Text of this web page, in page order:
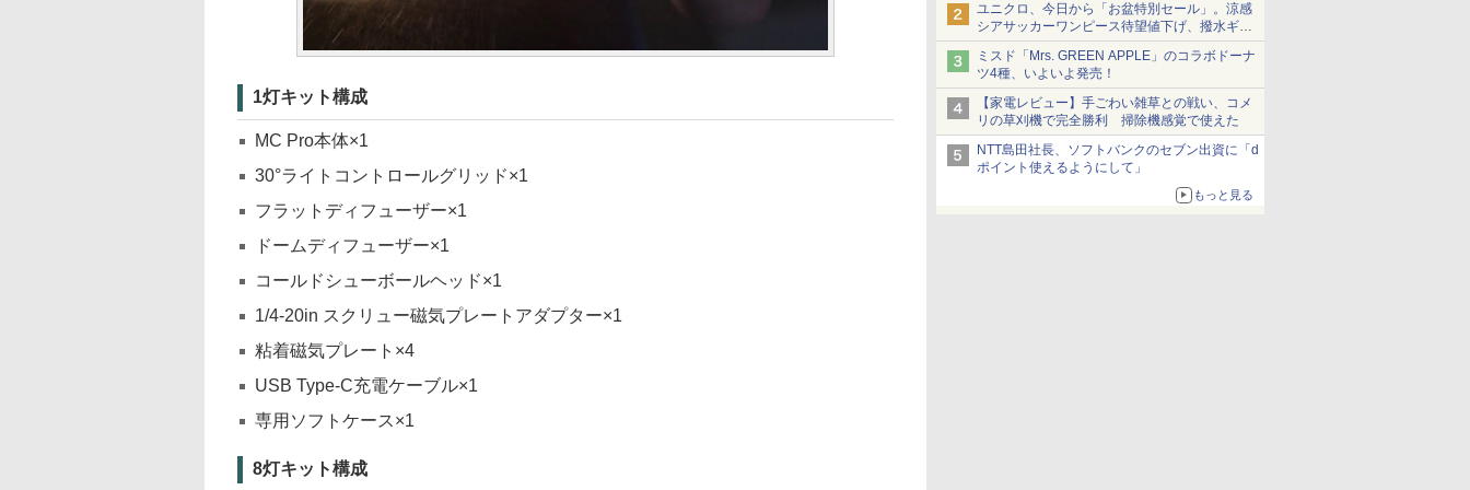
ユニクロ、今日から「お盆特別セール」。涼感
シアサッカーワンピース待望値下げ、撥水ギア
ショーツは1990円に
ミスド「Mrs. GREEN APPLE」のコラボドーナ
ツ4種、いよいよ発売！
【家電レビュー】手ごわい雑草との戦い、コメ
リの草刈機で完全勝利 掃除機感覚で使えた
NTT島田社長、ソフトバンクのセブン出資に「d
ポイント使えるようにして」
もっと見る
1灯キット構成
MC Pro本体×1
30°ライトコントロールグリッド×1
フラットディフューザー×1
ドームディフューザー×1
コールドシューボールヘッド×1
1/4-20in スクリュー磁気プレートアダプター×1
粘着磁気プレート×4
USB Type-C充電ケーブル×1
専用ソフトケース×1
8灯キット構成